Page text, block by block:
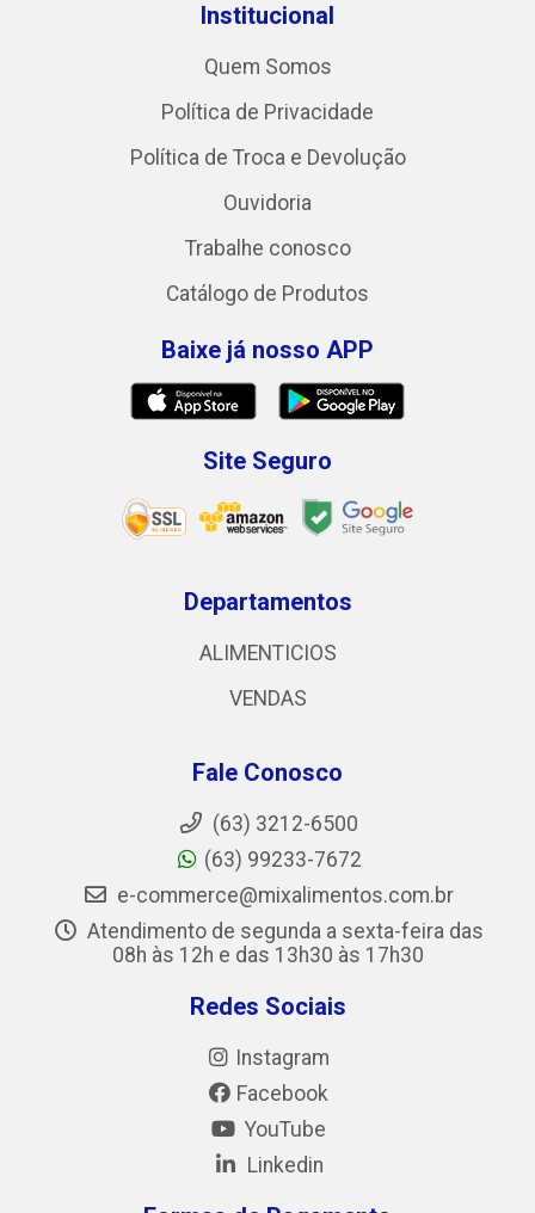
Institucional
Quem Somos
Política de Privacidade
Política de Troca e Devolução
Ouvidoria
Trabalhe conosco
Catálogo de Produtos
Baixe já nosso APP
Site Seguro
Departamentos
ALIMENTICIOS
VENDAS
Fale Conosco
(63) 3212-6500
(63) 99233-7672
e-commerce@mixalimentos.com.br
Atendimento de segunda a sexta-feira das
08h às 12h e das 13h30 às 17h30
Redes Sociais
Instagram
Facebook
YouTube
Linkedin